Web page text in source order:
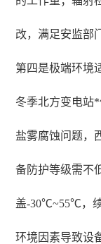
改，满足安监部
第四是极端环境
冬季北方变电站
盐雾腐蚀问题，
备防护等级需不
盖-30℃~55℃，
环境因素导致设